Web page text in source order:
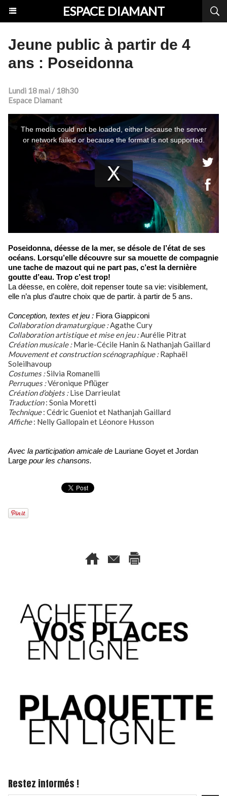
ESPACE DIAMANT
Jeune public à partir de 4
ans : Poseidonna
Lundi 18 mai / 18h30
Espace Diamant
Poseidonna, déesse de la mer, se désole de l’état de ses
océans. Lorsqu’elle découvre sur sa mouette de compagnie
une tache de mazout qui ne part pas, c’est la dernière
goutte d’eau. Trop c’est trop!
La déesse, en colère, doit repenser toute sa vie: visiblement,
elle n’a plus d’autre choix que de partir. à partir de 5 ans.
Conception, textes et jeu : Fiora Giappiconi
Collaboration dramaturgique :Agathe Cury
Collaboration artistique et mise en jeu :Aurélie Pitrat
Création musicale : Marie-Cécile Hanin & Nathanjah Gaillard
Mouvement et construction scénographique : Raphaël
Soleilhavoup
Costumes :Silvia Romanelli
Perruques :Véronique Pflüger
Création d’objets : Lise Darrieulat
Traduction : Sonia Moretti
Technique : Cédric Gueniot et Nathanjah Gaillard
Affiche : Nelly Gallopain et Léonore Husson
Avec la participation amicale de Lauriane Goyet et Jordan
Large pour les chansons.
Restez informés !